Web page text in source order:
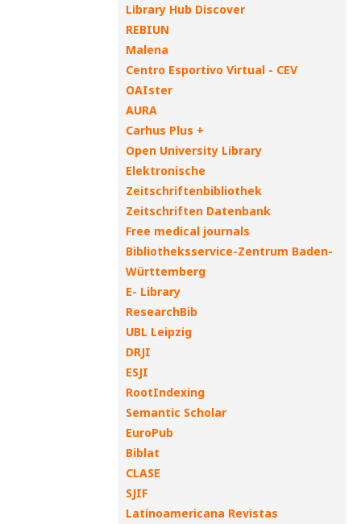
Library Hub Discover
REBIUN
Malena
Centro Esportivo Virtual - CEV
OAIster
AURA
Carhus Plus +
Open University Library
Elektronische
Zeitschriftenbibliothek
Zeitschriften Datenbank
Free medical journals
Bibliotheksservice-Zentrum Baden-
Württemberg
E- Library
ResearchBib
UBL Leipzig
DRJI
ESJI
RootIndexing
Semantic Scholar
EuroPub
Biblat
CLASE
SJIF
Latinoamericana Revistas